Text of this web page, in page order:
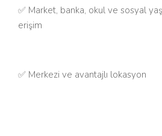
✅ Market, banka, okul ve sosyal
erişim
✅ Merkezi ve avantajlı lokasyon